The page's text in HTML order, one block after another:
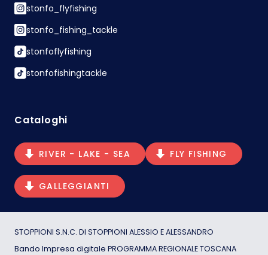
stonfo_flyfishing
stonfo_fishing_tackle
stonfoflyfishing
stonfofishingtackle
Cataloghi
RIVER - LAKE - SEA FLY FISHING
GALLEGGIANTI
STOPPIONI S.N.C. DI STOPPIONI ALESSIO E ALESSANDRO
Bando Impresa digitale PROGRAMMA REGIONALE TOSCANA